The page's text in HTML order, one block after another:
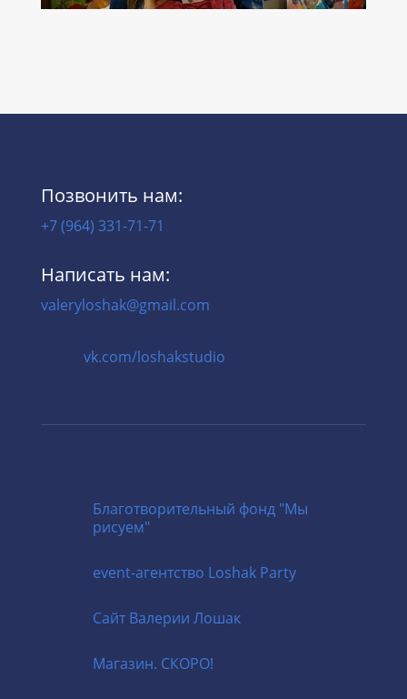
Позвонить нам:
+7 (964) 331-71-71
Написать нам:
valeryloshak@gmail.com
vk.com/loshakstudio
Благотворительный фонд "Мы
рисуем"
event-агентство Loshak Party
Cайт Валерии Лошак
Магазин. СКОРО!